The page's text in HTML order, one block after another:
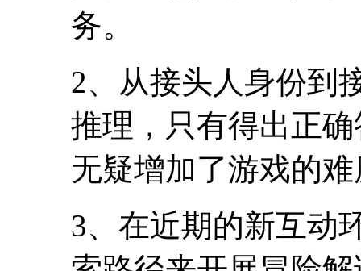
务。
2、从接头人身份到
推理，只有得出正
无疑增加了游戏的
3、在近期的新互动